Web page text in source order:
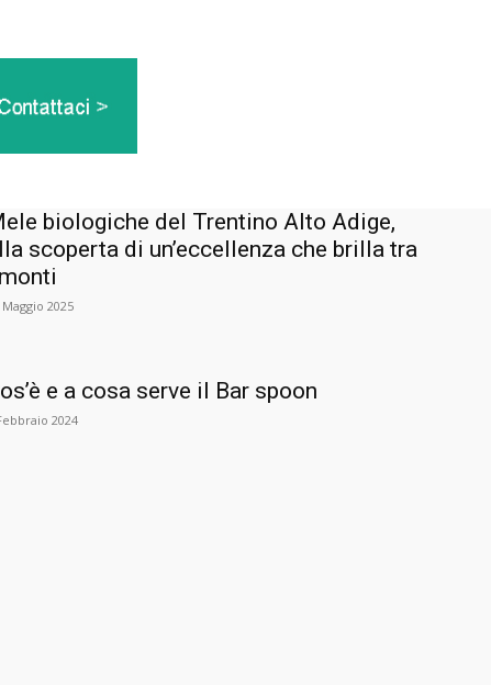
biologiche del Trentino Alto Adige,
scoperta di un’eccellenza che brilla tra
Maggio 2025
e a cosa serve il Bar spoon
2024